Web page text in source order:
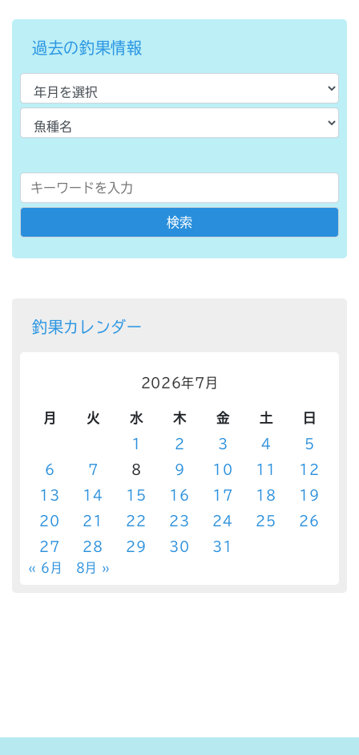
過去の釣果情報
釣果カレンダー
2026年7月
月 火 水 木 金 土
日
1
2 3 4
5
6
7 8 9 10 11
12
13
14 15 16 17 18
19
20
21 22 23 24 25
26
27
28 29 30 31
« 6月 8月 »